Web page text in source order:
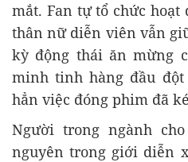
mắt. Fan tự tổ chức hoạt
thân nữ diễn viên vẫn
kỳ động thái ăn mừng
minh tinh hàng đầu
hẳn việc đóng phim đã
Người trong ngành
nguyên trong giới diễn